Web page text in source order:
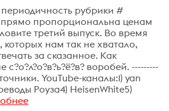
рубрики #
пропорциональна ценам
третий выпуск. Во время
нам так не хватало,
за сказанное. Как
с?о?л?о?в?ь?ё?в? воробей. ---------
YouTube-каналы:1) yan
Роуза4) HeisenWhite5)